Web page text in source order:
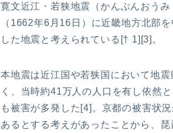
寛文近江・若狭地震（かんぶんおう
（1662年6月16日）に近畿地方北部
した地震と考えられている[† 1][3]。
本地震は近江国や若狭国において地
く、当時約41万人の人口を有し依然
も被害が多発した[4]。京都の被害状
あるとする考えがあったことから、